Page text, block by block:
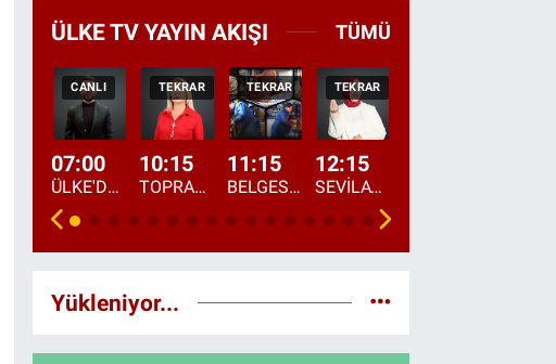
ÜLKE TV YAYIN AKIŞI TÜMÜ
CANLI
07:00
ÜLKE'DE BU SABAH
TEKRAR
10:15
TOPRAKTAN SOFRAYA
TEKRAR
11:15
BELGESEL: "ÜLKE'NİN ALIN TERİ"
TEKRAR
12:15
SEVİLAY SUNGUR İLE ELİMİN BEREKETİ
Yükleniyor...